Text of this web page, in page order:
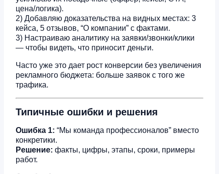
цена/логика).
2) Добавляю доказательства на видных местах: 3
кейса, 5 отзывов, “О компании” с фактами.
3) Настраиваю аналитику на заявки/звонки/клики
— чтобы видеть, что приносит деньги.
Часто уже это дает рост конверсии без увеличения
рекламного бюджета: больше заявок с того же
трафика.
Типичные ошибки и решения
Ошибка 1: “Мы команда профессионалов” вместо
конкретики.
Решение: факты, цифры, этапы, сроки, примеры
работ.